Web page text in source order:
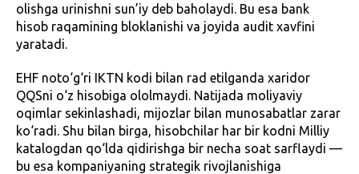
olishga urinishni sun’iy deb baholaydi. Bu esa bank
hisob raqamining bloklanishi va joyida audit xavfini
yaratadi.
EHF noto‘g‘ri IKTN kodi bilan rad etilganda xaridor
QQSni o‘z hisobiga ololmaydi. Natijada moliyaviy
oqimlar sekinlashadi, mijozlar bilan munosabatlar zarar
ko‘radi. Shu bilan birga, hisobchilar har bir kodni Milliy
katalogdan qo‘lda qidirishga bir necha soat sarflaydi —
bu esa kompaniyaning strategik rivojlanishiga